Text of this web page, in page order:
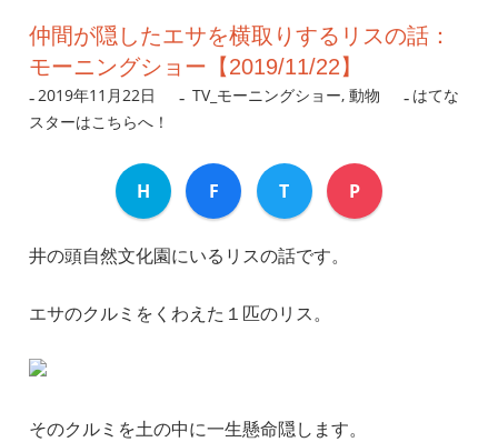
仲間が隠したエサを横取りするリスの話：
モーニングショー【2019/11/22】
2019年11月22日 nanigoto
TV_モーニングショー, 動物
はてな
スターはこちらへ！
H F T P
井の頭自然文化園にいるリスの話です。
エサのクルミをくわえた１匹のリス。
そのクルミを土の中に一生懸命隠します。